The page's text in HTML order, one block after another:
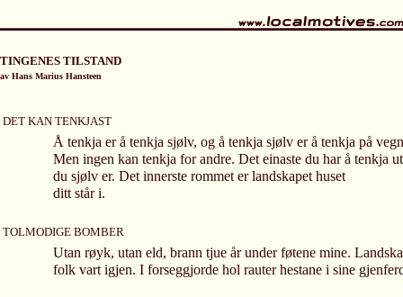
TINGENES TILSTAND
av Hans Marius Hansteen
DET KAN TENKJAST
Å tenkja er å tenkja sjølv, og å tenkja sjølv er å tenkja på
Men ingen kan tenkja for andre. Det einaste du har å tenkja
du sjølv er. Det innerste rommet er landskapet huset
ditt står i.
TOLMODIGE BOMBER
Utan røyk, utan eld, brann tjue år under føtene mine.
folk vart igjen. I forseggjorde hol rauter hestane i sine